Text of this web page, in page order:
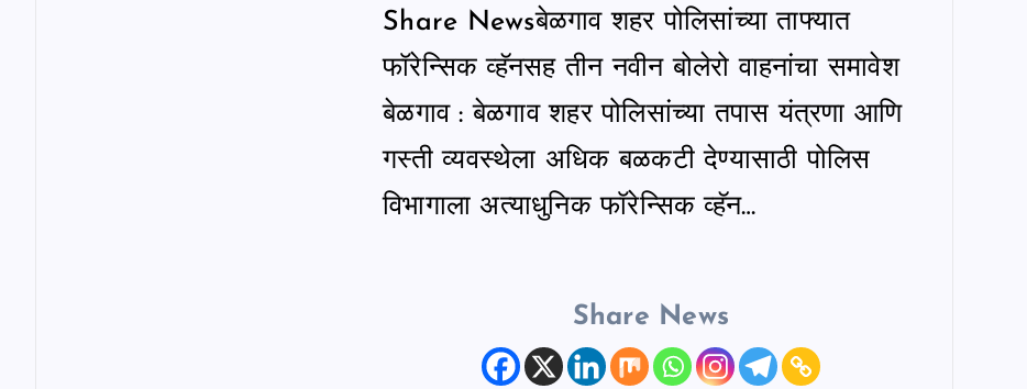
Share Newsबेळगाव शहर पोलिसांच्या ताफ्यात
फॉरेन्सिक व्हॅनसह तीन नवीन बोलेरो वाहनांचा समावेश
बेळगाव : बेळगाव शहर पोलिसांच्या तपास यंत्रणा आणि
गस्ती व्यवस्थेला अधिक बळकटी देण्यासाठी पोलिस
विभागाला अत्याधुनिक फॉरेन्सिक व्हॅन…
Share News